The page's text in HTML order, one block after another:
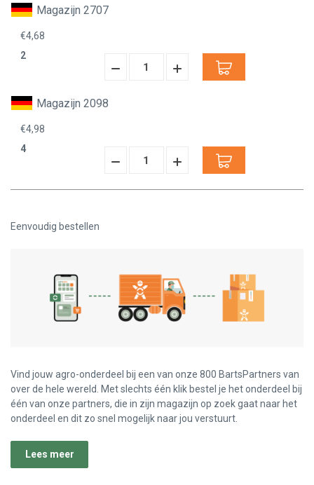
Magazijn 2707
€4,68
2
Hoeveelheid
Hoeveelheid
Magazijn 2098
€4,98
4
Hoeveelheid
Verminderen:
Hoeveelheid
verhogen:
Eenvoudig bestellen
Vind jouw agro-onderdeel bij een van onze 800 BartsPartners van
over de hele wereld. Met slechts één klik bestel je het onderdeel bij
één van onze partners, die in zijn magazijn op zoek gaat naar het
onderdeel en dit zo snel mogelijk naar jou verstuurt.
Lees meer